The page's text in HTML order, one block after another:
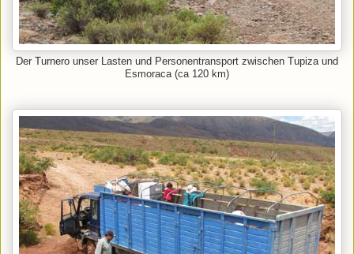
Der Turnero unser Lasten und Personentransport zwischen Tupiza und
Esmoraca (ca 120 km)